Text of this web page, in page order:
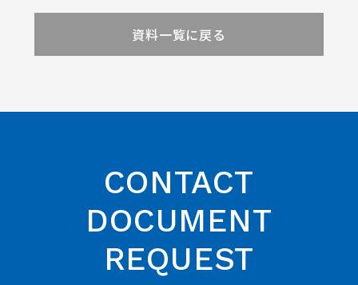
資料一覧に戻る
CONTACT
DOCUMENT
REQUEST